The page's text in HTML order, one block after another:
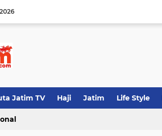
Jatim TV Haji Jatim Life Style